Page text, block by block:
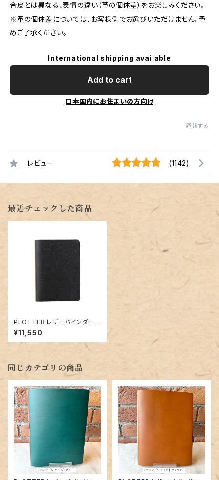
合皮とは異なる、表情の違い（革の個体差）をお楽しみください。
※革の個体差については、お客様側でお選びいただけません。予
めご了承ください。
International shipping available
Add to cart
日本国内にお住まいの方向け
通報する
レビュー (1142)
最近チェックした商品
PLOTTER レザーバインダー5
003「シュリンク（ブラック）」ミニ
サイズ／6穴リング
¥11,550
同じカテゴリの商品